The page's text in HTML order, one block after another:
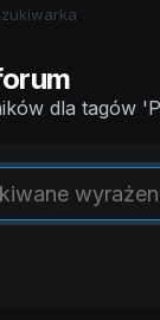
dla tagów